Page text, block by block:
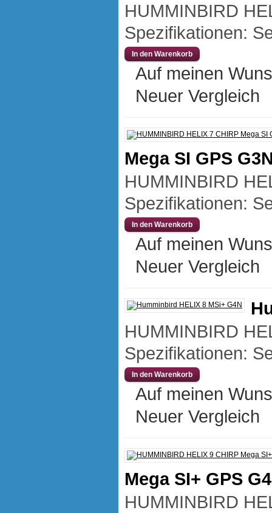
HUMMINBIRD
Spezifikationen:
Auf meinen
Neuer Vergleich
Mega SI GPS
HUMMINBIRD
Spezifikationen:
Auf meinen
Neuer Vergleich
HUMMINBIRD
Spezifikationen:
Auf meinen
Neuer Vergleich
Mega SI+ GPS
HUMMINBIRD